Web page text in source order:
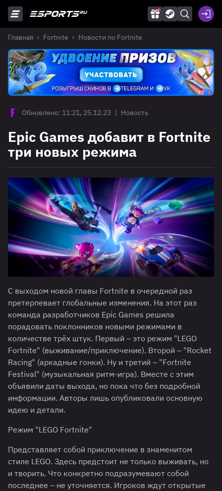
Главная Fortnite Новости по Fortnite
Обновлено: 11:21, 25.12.23 | Новость
Epic Games добавит в Fortnite
три новых режима
С выходом новой главы Fortnite в очередной раз
претерпевает глобальные изменения. На этот раз
команда разработчиков Epic Games решила
порадовать поклонников новыми режимами в
количестве трёх штук. Первый – это режим "LEGO
Fortnite" (выживание/приключение). Второй – "Rocket
Racing" (аркадные гонки). Ну и третий – "Fortnite
Festival" (музыкальная ритм-игра). Вместе с этим
объявили даты выхода, но пока что без подробной
информации. Авторы лишь опубликовали основную
идею и детали.
Режим "LEGO Fortnite"
Представляет собой приключение в знаменитом
стиле LEGO. Здесь предстоит не только выживать, но
и творить. Что конкретно подразумевают собой
последнее – не уточняется. Игроков ждут открытые